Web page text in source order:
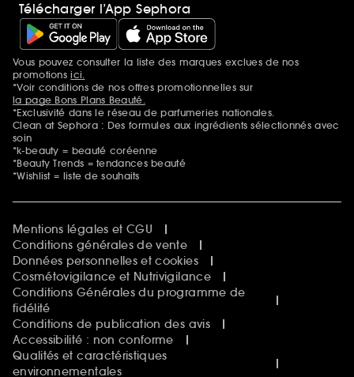
Télécharger l’App Sephora
Mentions additionnelles
Vous pouvez consulter la liste des marques exclues de nos
promotionsici.
*Voir conditions de nos offres promotionnelles sur
la page Bons Plans Beauté.
*Exclusivité dans le réseau de parfumeries nationales.
Clean at Sephora : Des formules aux ingrédients sélectionnés avec
soin
*k-beauty = beauté coréenne
*Beauty Trends = tendances beauté
*Wishlist = liste de souhaits
Mentions légales et CGU
Conditions générales de vente
Données personnelles et cookies
Cosmétovigilance et Nutrivigilance
Conditions Générales du programme de
fidélité
Conditions de publication des avis
Accessibilité : non conforme
Qualités et caractéristiques
environnementales